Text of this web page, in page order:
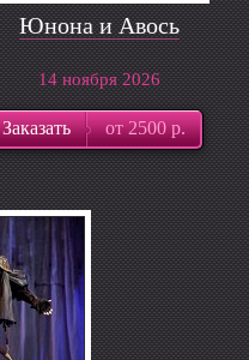
Юнона и Авось
14 ноября 2026
Заказать от 2500 р.